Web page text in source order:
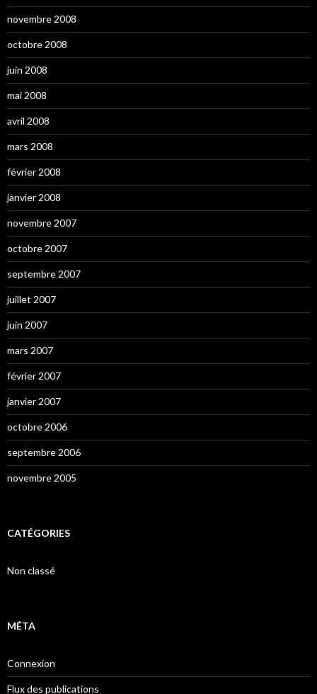
novembre 2008
octobre 2008
juin 2008
mai 2008
avril 2008
mars 2008
février 2008
janvier 2008
novembre 2007
octobre 2007
septembre 2007
juillet 2007
juin 2007
mars 2007
février 2007
janvier 2007
octobre 2006
septembre 2006
novembre 2005
CATÉGORIES
Non classé
MÉTA
Connexion
Flux des publications